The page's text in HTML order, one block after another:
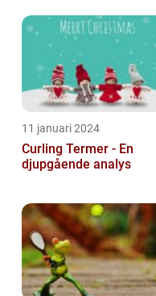
11 januari 2024
Curling Termer - En
djupgående analys